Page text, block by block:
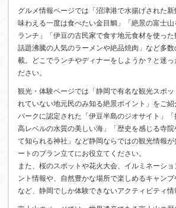
グルメ情報ページでは「沼津港で水揚げされた
味わえる一度は食べたい金目鯛」「絶景の富士
ランチ」「伊豆の古民家で食す地元食材を使っ
話題沸騰の人気のラーメンや絶品焼肉」など多
載。どこでランチやディナーをしようか？と迷っ
ださい。
観光・体験ページでは「静岡で有名な観光スポ
れていない地元民のみ知る絶景ポイント」をご
パークに認定された「伊豆半島のジオサイト」
高レベルの水質の美しい海」「歴史を感じる寺
て知られる神社」など静岡ならではの観光情報
ートのプラン立てにお役立てください。
また、桜のスポットや花火大会、イルミネーシ
ント情報や、自然豊かな場所で楽しめるキャン
など、静岡でしか体験できないアクティビティ情